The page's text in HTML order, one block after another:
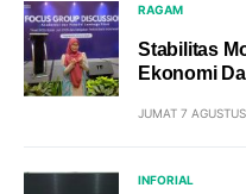
RAGAM
Stabilitas
Ekonomi
JUMAT 7
INFORIAL